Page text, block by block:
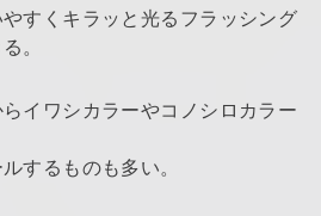
すくキラッと光るフラッシング
。
イワシカラーやコノシロカラー
するものも多い。